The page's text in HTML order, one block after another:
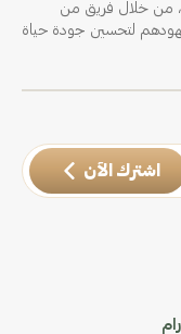
من خلال فريق من
لتحسين جودة حياة
اشترك الآن